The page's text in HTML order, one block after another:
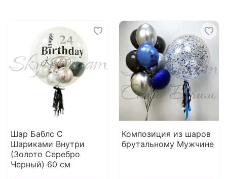
Шар Баблс С
Шариками Внутри
(Золото Серебро
Черный) 60 см
Композиция из шаров
брутальному Мужчине